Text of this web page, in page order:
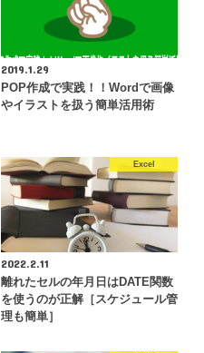
2019.1.29
POP作成で実践！！Wordで画像
やイラストを扱う簡単活用術
Excel
2022.2.11
離れたセルの年月日はDATE関数
を使うのが正解［スケジュール管
理も簡単］